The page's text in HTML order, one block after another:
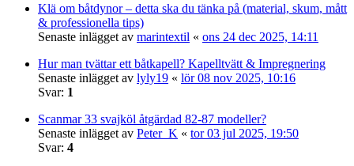
Klä om båtdynor – detta ska du tänka på (material, skum, mått
& professionella tips)
Senaste inlägget av marintextil « ons 24 dec 2025, 14:11
Hur man tvättar ett båtkapell? Kapelltvätt & Impregnering
Senaste inlägget av lyly19 « lör 08 nov 2025, 10:16
Svar: 1
Scanmar 33 svajköl åtgärdad 82-87 modeller?
Senaste inlägget av Peter_K « tor 03 jul 2025, 19:50
Svar: 4